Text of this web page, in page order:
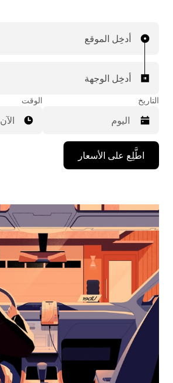
أدخِل الموقع
أدخِل الوجهة
التاريخ
اضغط
على
مفتاح
للأسفل
لاستخدام
التقويم
التاريخ.
اضغط
على
زر
الخروج
لإغلاق
التقويم.
الوقت
الآن
اطَّلِع على الأسعار